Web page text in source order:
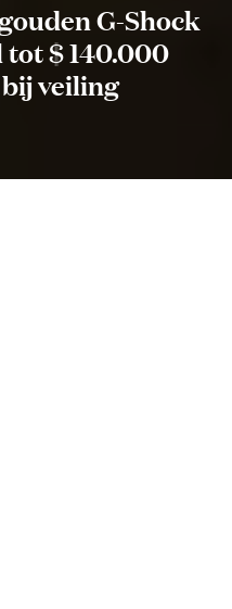
G-Shock
$ 140.000
veiling